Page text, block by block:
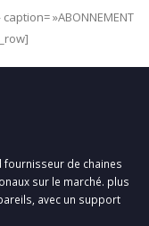
»ABONNEMENT
fournisseur de chaines
sur le marché. plus
avec un support